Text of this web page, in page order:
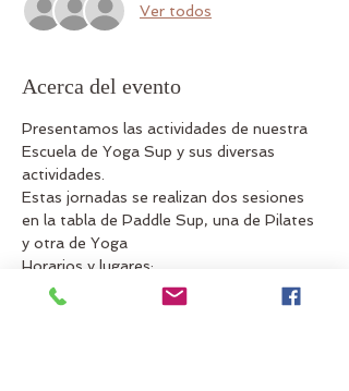
Ver todos
Acerca del evento
Presentamos las actividades de nuestra
Escuela de Yoga Sup y sus diversas
actividades.
Estas jornadas se realizan dos sesiones
en la tabla de Paddle Sup, una de Pilates
y otra de Yoga
Horarios y lugares:
Domingo 31 de Mayo a las 8:00  hrs
Clase práctica de Pilates Sup
en la playa L